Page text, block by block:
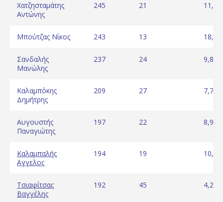
Χατζησταμάτης
Αντώνης
245 21 11,67
Μπούτζας Νίκος 243 13 18,69
Σανδαλής
Μανώλης
237 24 9,88
Καλαμπόκης
Δημήτρης
209 27 7,74
Αυγουστής
Παναγιώτης
197 22 8,95
Καλαμπαλής
Αγγελος
194 19 10,21
Τσιαφίτσας
Βαγγέλης
192 45 4,27